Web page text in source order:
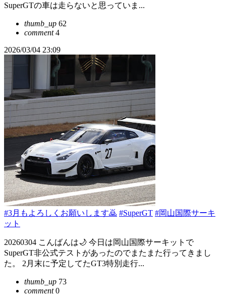
SuperGTの車は走らないと思っていま...
thumb_up 62
comment4
2026/03/04 23:09
#3月もよろしくお願いします🙇 #SuperGT #岡山国際サーキ
ット
20260304 こんばんは🌙 今日は岡山国際サーキットで
SuperGT非公式テストがあったのでまたまた行ってきまし
た。 2月末に予定してたGT3特別走行...
thumb_up 73
comment0